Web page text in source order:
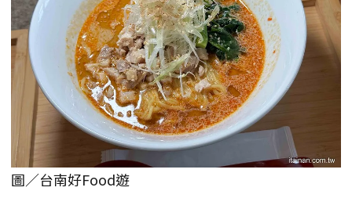
圖／台南好Food遊